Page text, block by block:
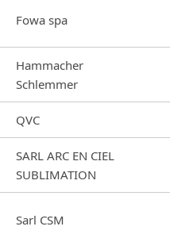
Fowa spa
Hammacher
Schlemmer
QVC
SARL ARC EN CIEL
SUBLIMATION
Sarl CSM